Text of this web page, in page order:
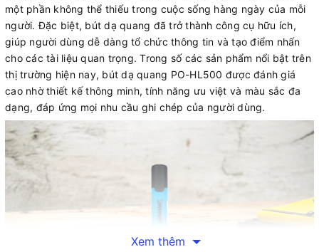
một phần không thể thiếu trong cuộc sống hàng ngày của mỗi
người. Đặc biệt, bút dạ quang đã trở thành công cụ hữu ích,
giúp người dùng dễ dàng tổ chức thông tin và tạo điểm nhấn
cho các tài liệu quan trọng. Trong số các sản phẩm nổi bật trên
thị trường hiện nay, bút dạ quang PO-HL500 được đánh giá
cao nhờ thiết kế thông minh, tính năng ưu việt và màu sắc đa
dạng, đáp ứng mọi nhu cầu ghi chép của người dùng.
Xem thêm